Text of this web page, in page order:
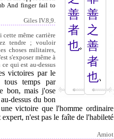
善
者
也
善
之
善
者
也
And finger fail to
Giles IV.8,9.
même carrière
tendre ; vouloir
choses militaires,
s'exposer même à
qui est au-dessus
victoires par le
tous temps par
bon, mais j'ose
dessus du bon
victoire que l'homme ordinaire
n'est pas le faîte de l'habileté
Amiot